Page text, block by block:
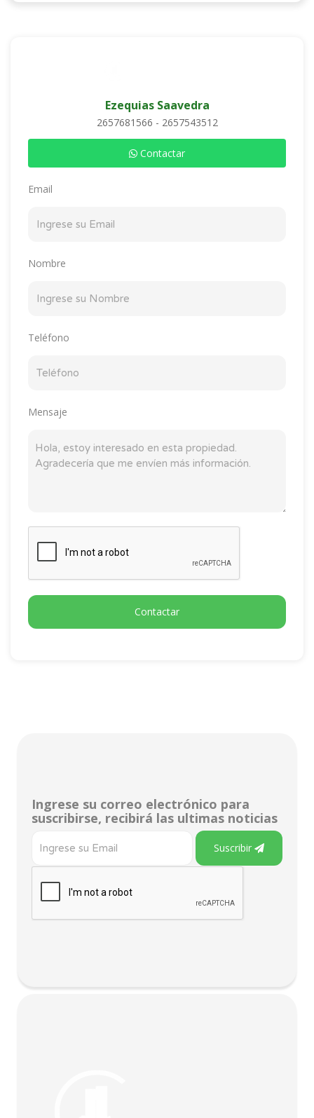
Ezequias Saavedra
2657681566 - 2657543512
Contactar
Email
Nombre
Teléfono
Mensaje
Contactar
Ingrese su correo electrónico para
suscribirse, recibirá las ultimas noticias
Suscribir